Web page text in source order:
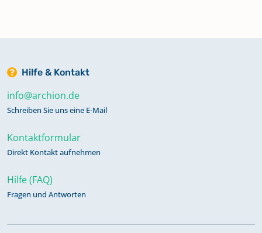
Hilfe & Kontakt
info@archion.de
Schreiben Sie uns eine E-Mail
Kontaktformular
Direkt Kontakt aufnehmen
Hilfe (FAQ)
Fragen und Antworten